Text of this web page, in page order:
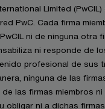
Limited
PwC. Cada firma
ni de ninguna otra
ni responde de
profesional de sus
ninguna de las
las firmas miembros
obligar ni a dichas